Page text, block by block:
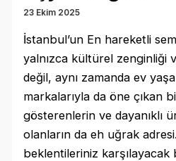
23 Ekim 2025
İstanbul’un En hareketli
yalnızca kültürel zenginliği
değil, aynı zamanda ev
markalarıyla da öne çıkan
gösterenlerin ve dayanıklı
olanların da eh uğrak
beklentileriniz